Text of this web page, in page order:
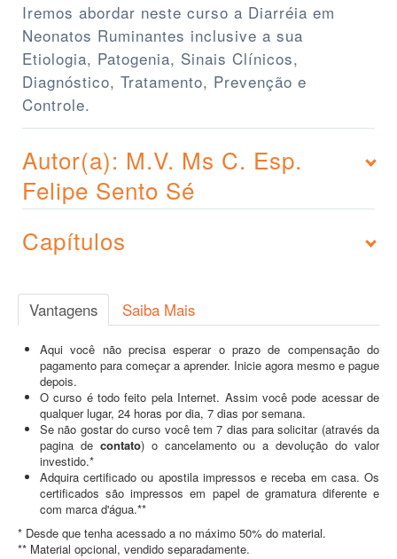
Iremos abordar neste curso a Diarréia em
Neonatos Ruminantes inclusive a sua
Etiologia, Patogenia, Sinais Clínicos,
Diagnóstico, Tratamento, Prevenção e
Controle.
Autor(a): M.V. Ms C. Esp.
Felipe Sento Sé
Capítulos
Vantagens Saiba Mais
Aqui você não precisa esperar o prazo de compensação do
pagamento para começar a aprender. Inicie agora mesmo e pague
depois.
O curso é todo feito pela Internet. Assim você pode acessar de
qualquer lugar, 24 horas por dia, 7 dias por semana.
Se não gostar do curso você tem 7 dias para solicitar (através da
pagina de contato) o cancelamento ou a devolução do valor
investido.*
Adquira certificado ou apostila impressos e receba em casa. Os
certificados são impressos em papel de gramatura diferente e
com marca d'água.**
* Desde que tenha acessado a no máximo 50% do material.
** Material opcional, vendido separadamente.